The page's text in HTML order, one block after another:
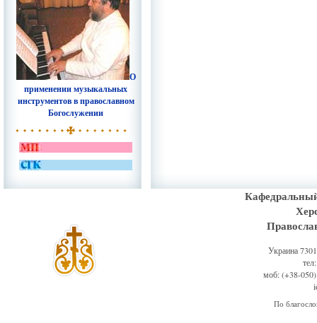
О
применении музыкальных
инструментов в православном
Богослужении
Украина
моб: (+38-
По